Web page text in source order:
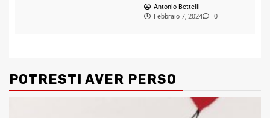
Antonio Bettelli
Febbraio 7, 2024
0
POTRESTI AVER PERSO